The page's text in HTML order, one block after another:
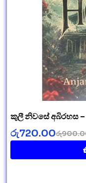
කුලී නිවසේ අබිරහස –
රු
රු720.00